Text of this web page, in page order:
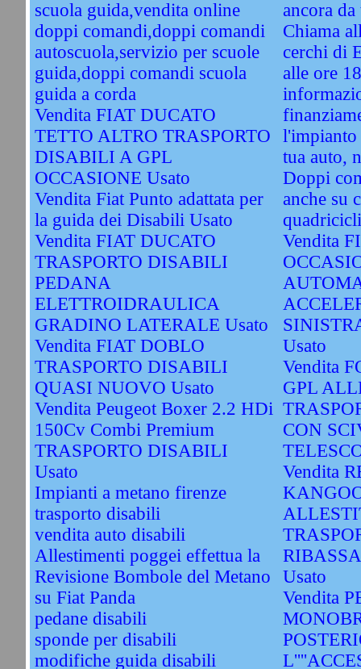
scuola guida,vendita online
doppi comandi,doppi comandi
autoscuola,servizio per scuole
guida,doppi comandi scuola
guida a corda
Vendita FIAT DUCATO
TETTO ALTRO TRASPORTO
DISABILI A GPL
OCCASIONE Usato
Vendita Fiat Punto adattata per
la guida dei Disabili Usato
Vendita FIAT DUCATO
TRASPORTO DISABILI
PEDANA
ELETTROIDRAULICA
GRADINO LATERALE Usato
Vendita FIAT DOBLO
TRASPORTO DISABILI
QUASI NUOVO Usato
Vendita Peugeot Boxer 2.2 HDi
150Cv Combi Premium
TRASPORTO DISABILI
Usato
Impianti a metano firenze
trasporto disabili
vendita auto disabili
Allestimenti poggei effettua la
Revisione Bombole del Metano
su Fiat Panda
pedane disabili
sponde per disabili
modifiche guida disabili
ancora
Chiama
cerchi di
alle ore
l'impianto
tua auto,
Doppi
anche su
Vendita
Usato
Vendita
GPL
CON
Vendita
Usato
Vendita